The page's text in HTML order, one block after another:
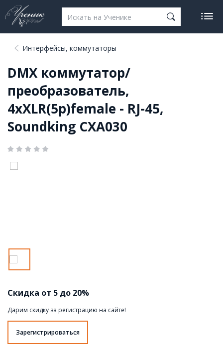
Интерфейсы, коммутаторы
DMX коммутатор/
преобразователь,
4хXLR(5p)female - RJ-45,
Soundking CXA030
Скидка от 5 до 20%
Дарим скидку за регистрацию на сайте!
Зарегистрироваться